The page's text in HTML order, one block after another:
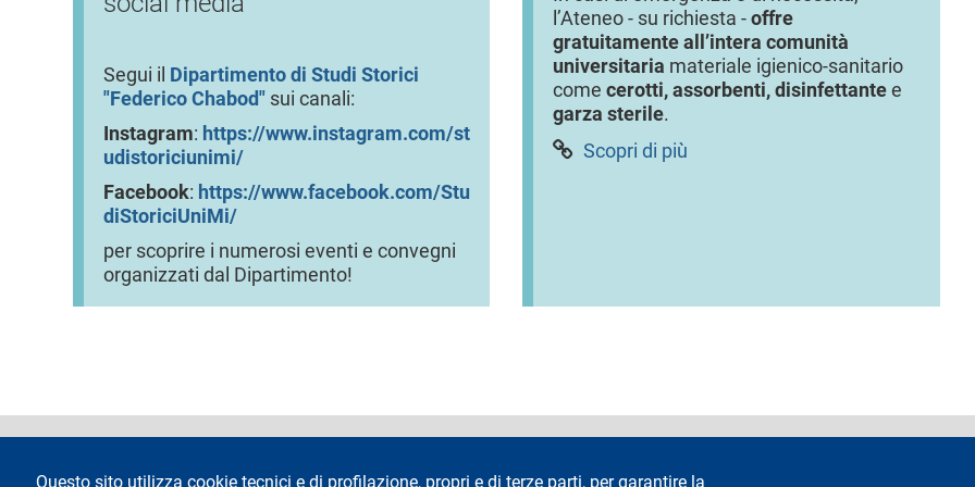
Segui il Dipartimento di Studi Storici
"Federico Chabod" sui canali:
Instagram: https://www.instagram.com/st
udistoriciunimi/
Facebook: https://www.facebook.com/Stu
diStoriciUniMi/
per scoprire i numerosi eventi e convegni
organizzati dal Dipartimento!
l’Ateneo - su richiesta -offre
gratuitamente all’intera comunità
universitaria materiale igienico-sanitario
comecerotti, assorbenti, disinfettantee
garza sterile.
Scopri di più
Questo sito utilizza cookie tecnici e di profilazione, propri e di terze parti, per garantire la